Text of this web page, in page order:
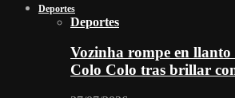
Deportes
Deportes
Vozinha rompe en
Colo Colo tras brillar